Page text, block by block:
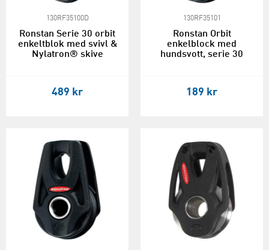
130RF35100D
Ronstan Serie 30 orbit
enkeltblok med svivl &
Nylatron® skive
489 kr
130RF35101
Ronstan Orbit
enkelblock med
hundsvott, serie 30
189 kr